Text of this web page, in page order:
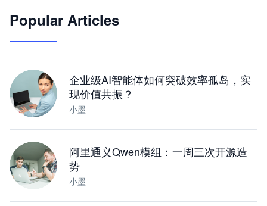
JimoClaw 桌面 AI Agent 工作台
Popular Articles
企业级AI智能体如何突破效率孤岛，实
现价值共振？
小墨
阿里通义Qwen模组：一周三次开源造
势
小墨